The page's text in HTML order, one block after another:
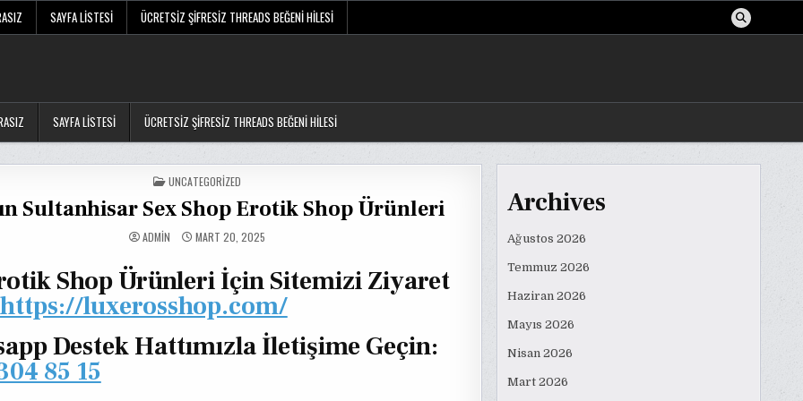
SAYFA LISTESI ÜCRETSIZ ŞIFRESIZ THREADS BEĞENI HILESI
SAYFA LISTESI ÜCRETSIZ ŞIFRESIZ THREADS BEĞENI HILESI
POSTED
IN
UNCATEGORIZED
Sultanhisar Sex Shop Erotik Shop Ürünleri
ADMIN MART 20, 2025
Shop Ürünleri İçin Sitemizi Ziyaret
https://luxerosshop.com/
Destek Hattımızla İletişime Geçin:
85 15
Archives
Ağustos 2026
Temmuz 2026
Haziran 2026
Mayıs 2026
Nisan 2026
Mart 2026